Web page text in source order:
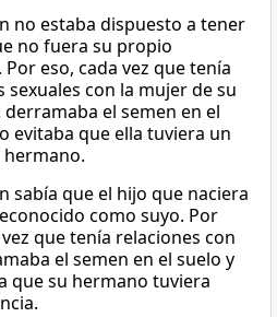
no estaba dispuesto a tener
no fuera su propio
eso, cada vez que tenía
sexuales con la mujer de su
el semen en el
evitaba que ella tuviera un
hermano.
sabía que el hijo que naciera
como suyo. Por
que tenía relaciones con
el semen en el suelo y
que su hermano tuviera